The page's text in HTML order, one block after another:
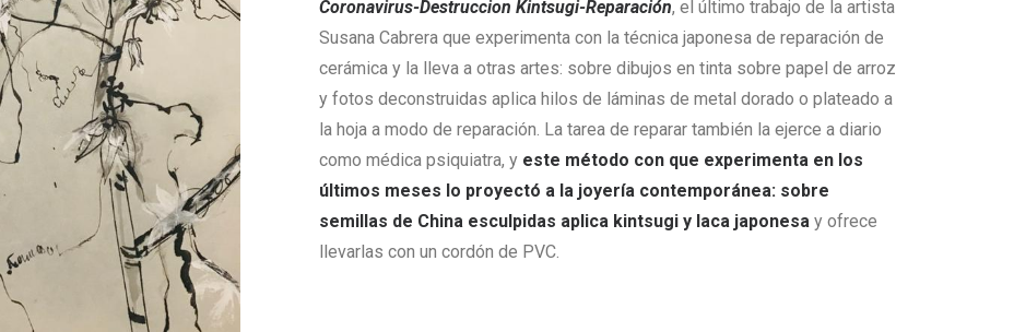
Coronavirus-Destruccion Kintsugi-Reparación, el último trabajo de la artista
Susana Cabrera que experimenta con la técnica japonesa de reparación de
cerámica y la lleva a otras artes: sobre dibujos en tinta sobre papel de arroz
y fotos deconstruidas aplica hilos de láminas de metal dorado o plateado a
la hoja a modo de reparación. La tarea de reparar también la ejerce a diario
como médica psiquiatra, y este método con que experimenta en los
últimos meses lo proyectó a la joyería contemporánea: sobre
semillas de China esculpidas aplica kintsugi y laca japonesa y ofrece
llevarlas con un cordón de PVC.